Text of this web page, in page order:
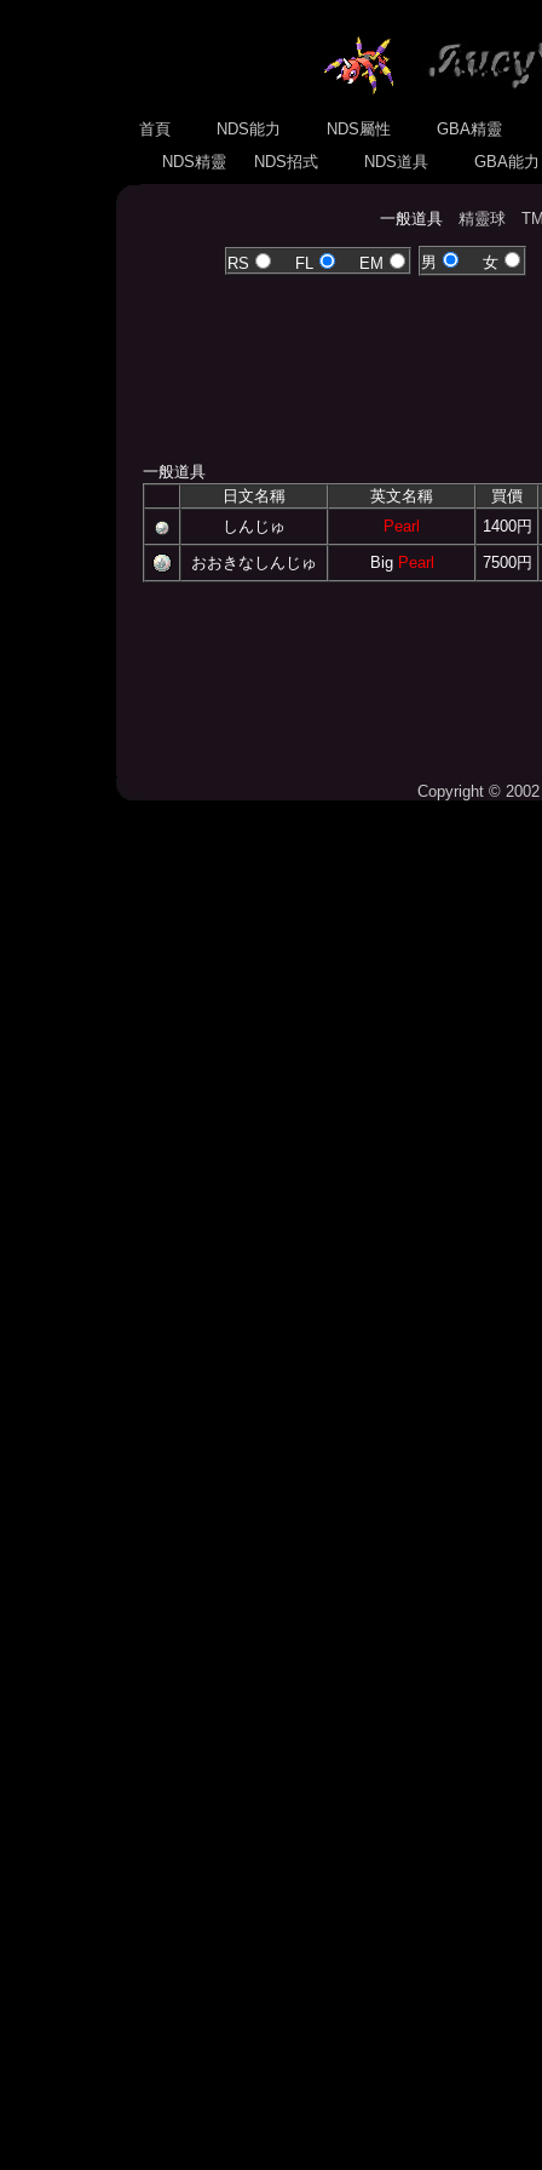
首頁 NDS能力 NDS屬性
GBA精靈
NDS精靈
NDS招式 NDS道具 GBA能
一般道具 精靈球
RS FL EM 男 女
一般道具
日文名稱
英文名稱
買價
しんじゅ
Pearl
1400円
おおきなしんじゅ
Big Pearl 7500円
Copyright ©